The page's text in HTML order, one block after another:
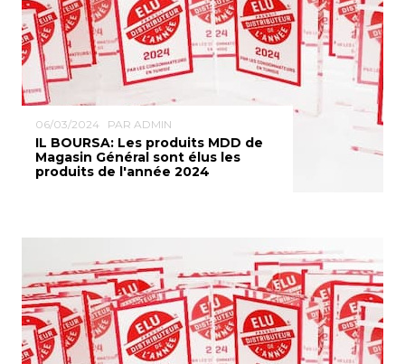
06/03/2024 PAR ADMIN
IL BOURSA: Les produits MDD de
Magasin Général sont élus les
produits de l'année 2024